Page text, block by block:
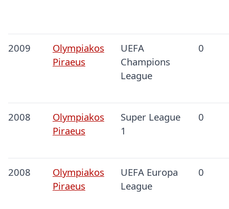
2009
Olympiakos
Piraeus
UEFA
Champions
League
0
2008
Olympiakos
Piraeus
Super League
1
0
2008
Olympiakos
Piraeus
UEFA Europa
League
0